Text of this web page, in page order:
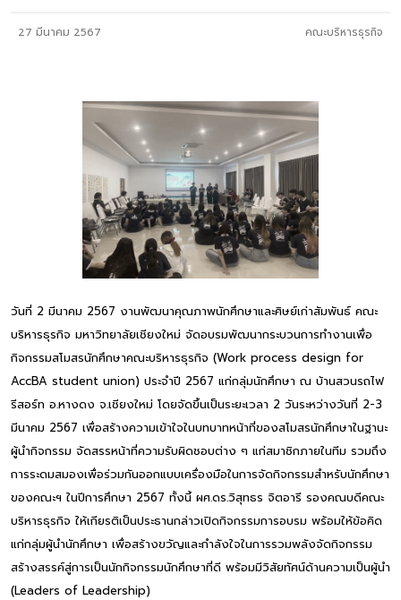
27 มีนาคม 2567 คณะบริหารธุรกิจ
วันที่ 2 มีนาคม 2567 งานพัฒนาคุณภาพนักศึกษาและศิษย์เก่าสัมพันธ์ คณะ
บริหารธุรกิจ มหาวิทยาลัยเชียงใหม่ จัดอบรมพัฒนากระบวนการทำงานเพื่อ
กิจกรรมสโมสรนักศึกษาคณะบริหารธุรกิจ (Work process design for
AccBA student union) ประจำปี 2567 แก่กลุ่มนักศึกษา ณ บ้านสวนรถไฟ
รีสอร์ท อ.หางดง จ.เชียงใหม่ โดยจัดขึ้นเป็นระยะเวลา 2 วันระหว่างวันที่ 2-3
มีนาคม 2567 เพื่อสร้างความเข้าใจในบทบาทหน้าที่ของสโมสรนักศึกษาในฐานะ
ผู้นำกิจกรรม จัดสรรหน้าที่ความรับผิดชอบต่าง ๆ แก่สมาชิกภายในทีม รวมถึง
การระดมสมองเพื่อร่วมกันออกแบบเครื่องมือในการจัดกิจกรรมสำหรับนักศึกษา
ของคณะฯ ในปีการศึกษา 2567 ทั้งนี้ ผศ.ดร.วิสุทธร จิตอารี รองคณบดีคณะ
บริหารธุรกิจ ให้เกียรติเป็นประธานกล่าวเปิดกิจกรรมการอบรม พร้อมให้ข้อคิด
แก่กลุ่มผู้นำนักศึกษา เพื่อสร้างขวัญและกำลังใจในการรวมพลังจัดกิจกรรม
สร้างสรรค์สู่การเป็นนักกิจกรรมนักศึกษาที่ดี พร้อมมีวิสัยทัศน์ด้านความเป็นผู้นำ
(Leaders of Leadership)